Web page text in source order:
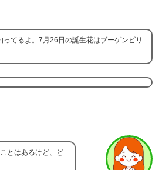
ってるよ。7月26日の誕生花はブーゲンビリ
とはあるけど、ど